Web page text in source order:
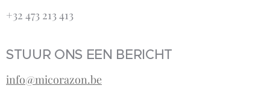
+32 473 213 413‬
STUUR ONS EEN BERICHT
info@micorazon.be